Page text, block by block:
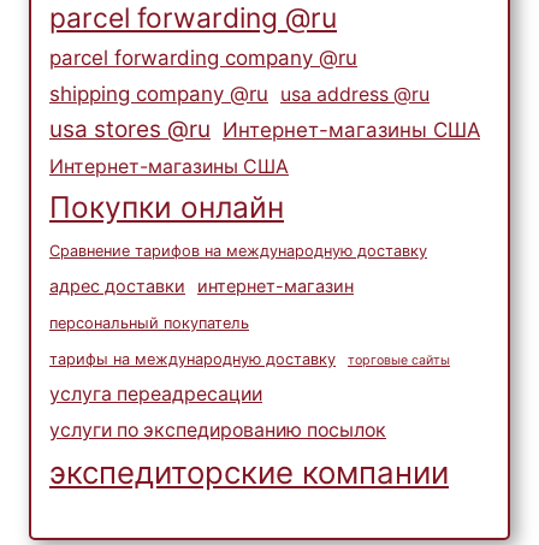
parcel forwarding @ru
parcel forwarding company @ru
shipping company @ru
usa address @ru
usa stores @ru Интернет-магазины США
Интернет-магазины США
Покупки онлайн
Сравнение тарифов на международную доставку
адрес доставки интернет-магазин
персональный покупатель
тарифы на международную доставку
торговые сайты
услуга переадресации
услуги по экспедированию посылок
экспедиторские компании